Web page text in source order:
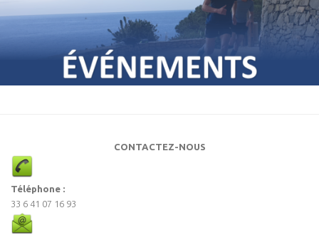
CONTACTEZ-NOUS
Téléphone :
33 6 41 07 16 93